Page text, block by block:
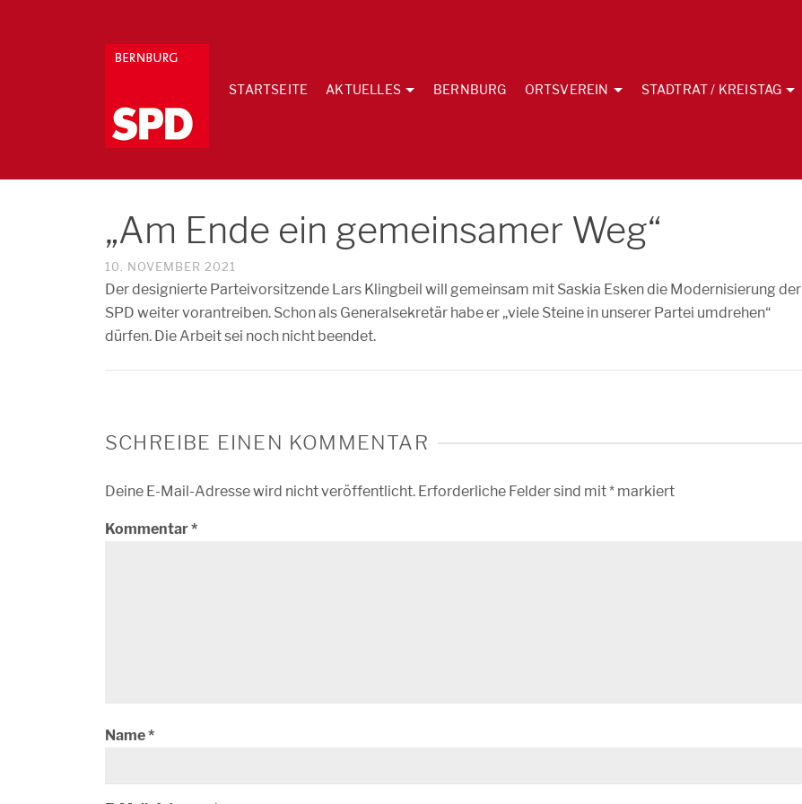
STARTSEITE AKTUELLES BERNBURG ORTSVEREIN STADTRAT / KREISTAG
„Am Ende ein gemeinsamer Weg“
10. NOVEMBER 2021
Der designierte Parteivorsitzende Lars Klingbeil will gemeinsam mit Saskia Esken die Modernisierung der
SPD weiter vorantreiben. Schon als Generalsekretär habe er „viele Steine in unserer Partei umdrehen“
dürfen. Die Arbeit sei noch nicht beendet.
SCHREIBE EINEN KOMMENTAR
Deine E-Mail-Adresse wird nicht veröffentlicht. Erforderliche Felder sind mit* markiert
Kommentar*
Name*